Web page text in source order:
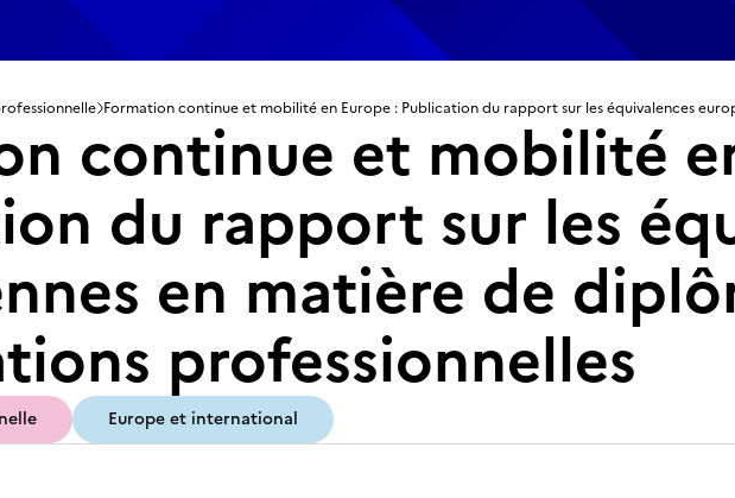
Formation continue et mobilité en Europe : Publication du rapport sur les équivalences
continue et mobilité
du rapport sur les
en matière de
professionnelles
Europe et international